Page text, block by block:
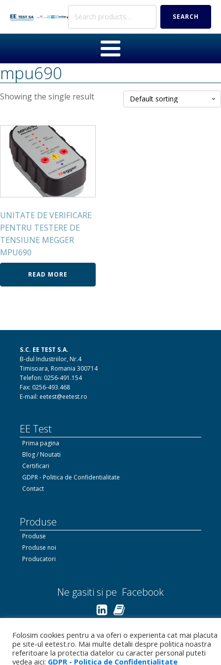
Search
SEARCH
mpu690
Showing the single result
UNITATE DE VERIFICARE
PENTRU TESTERE DE
TENSIUNE MEGGER
MPU690
READ MORE
S.C. EE TEST S.A.
B-dul Industriilor, Nr.4
Timisoara, Romania 300714
Telefon: 0256-491.154
Fax: 0256-493.468
E-mail: eetest@eetest.ro
EE Test
Prima pagina
Blog / Noutati
Certificari
GDPR - Politica de Confidentialitate
Contact
Produse
Produse
Produse noi
Producatori
Ne gasiti si pe Facebook
Linkedin.com
Bizoo.ro
Folosim cookies pentru a va oferi o experienta cat mai placuta
pe site-ul eetest.ro. Mai multe detalii despre politica noastra
referitoare la protectia datelor cu caracter personal puteti
vedea aici: GDPR - Politica de Confidentialitate